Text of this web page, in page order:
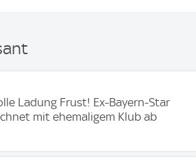
Ladung Frust! Ex-Bayern-Star
mit ehemaligem Klub ab